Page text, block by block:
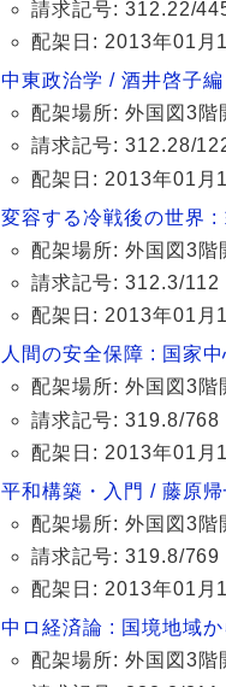
請求記号: 312.22/
配架日: 2013年01月
中東政治学 / 酒井啓子編
配架場所: 外国図3階
請求記号: 312.28/
配架日: 2013年01月
変容する冷戦後の世界 :
配架場所: 外国図3階
請求記号: 312.3/112
配架日: 2013年01月
人間の安全保障 : 国家
配架場所: 外国図3階
請求記号: 319.8/768
配架日: 2013年01月
平和構築・入門 / 藤原
配架場所: 外国図3階
請求記号: 319.8/769
配架日: 2013年01月
中ロ経済論 : 国境地域
配架場所: 外国図3階